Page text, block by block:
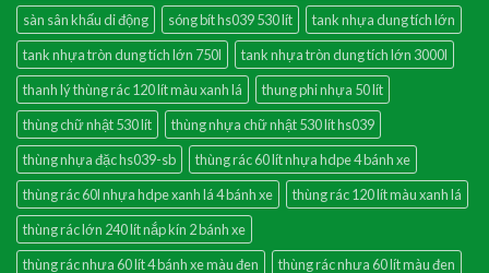
sàn sân khấu di động
sóng bít hs039 530 lít
tank nhựa dung tích lớn
tank nhựa tròn dung tích lớn 750l
tank nhựa tròn dung tích lớn 3000l
thanh lý thùng rác 120 lít màu xanh lá
thung phi nhựa 50 lít
thùng chữ nhật 530 lít
thùng nhựa chữ nhật 530 lít hs039
thùng nhựa đặc hs039-sb
thùng rác 60 lít nhựa hdpe 4 bánh xe
thùng rác 60l nhựa hdpe xanh lá 4 bánh xe
thùng rác 120 lít màu xanh lá
thùng rác lớn 240 lít nắp kín 2 bánh xe
thùng rác nhưa 60 lít 4 bánh xe màu đen
thùng rác nhưa 60 lít màu đen